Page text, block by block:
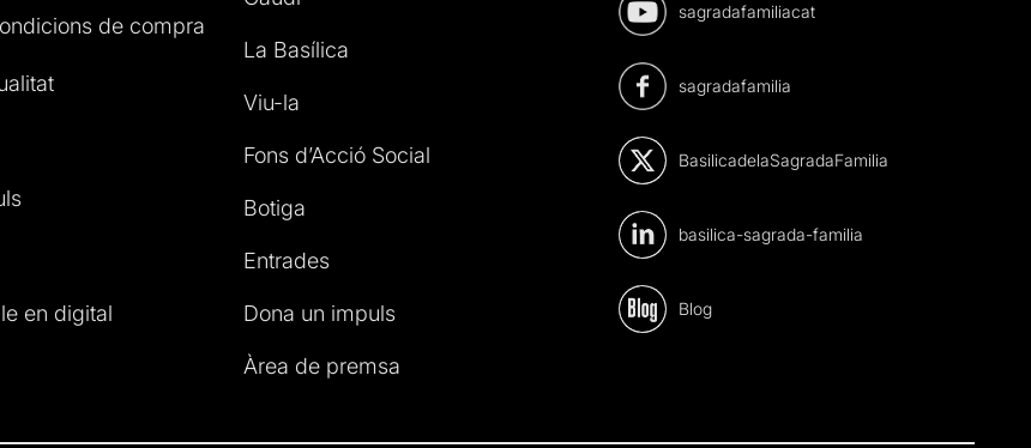
de compra
en digital
La Basílica
Viu-la
Fons d’Acció Social
Botiga
Entrades
Dona un impuls
Àrea de premsa
sagradafamiliacat
sagradafamilia
BasilicadelaSagradaFamilia
basilica-sagrada-familia
Blog